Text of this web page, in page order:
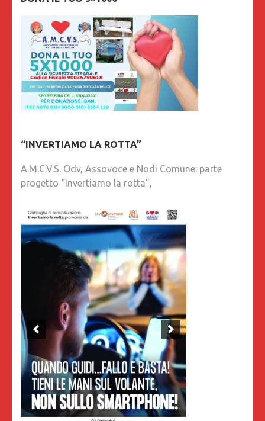
“INVERTIAMO LA ROTTA”
A.M.C.V.S. Odv, Assovoce e Nodi Comune: parte
progetto “Invertiamo la rotta”,